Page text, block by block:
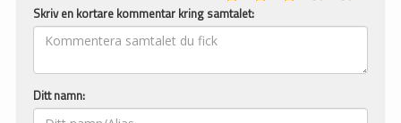
Skriv en kortare kommentar kring samtalet:
Ditt namn: